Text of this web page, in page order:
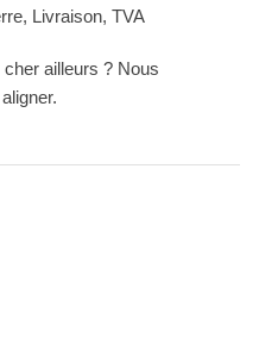
Livraison, TVA
ailleurs ? Nous